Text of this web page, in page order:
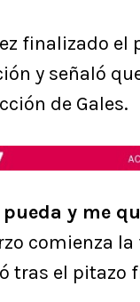
finalizado
y señaló
de Gales.
y me
comienza
tras el pitazo